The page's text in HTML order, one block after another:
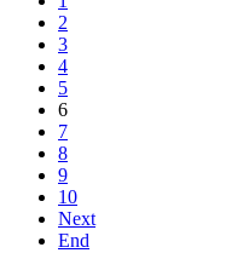
2
3
4
5
6
7
8
9
10
Next
End